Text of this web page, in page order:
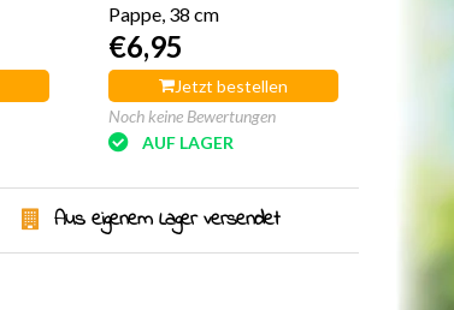
Pappe, 38 cm
€6,95
Jetzt bestellen
Noch keine Bewertungen
AUF LAGER
Aus eigenem Lager versendet